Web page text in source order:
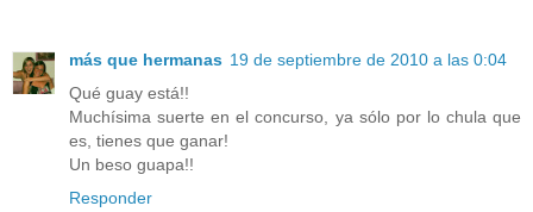
más que hermanas 19 de septiembre de 2010 a las 0:04
Qué guay está!!
Muchísima suerte en el concurso, ya sólo por lo chula que
es, tienes que ganar!
Un beso guapa!!
Responder